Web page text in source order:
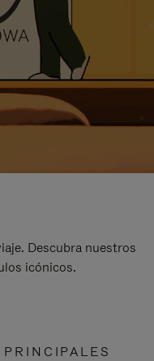
Descubra nuestros
icónicos.